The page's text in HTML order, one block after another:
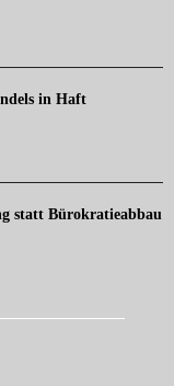
in Haft
statt Bürokratieabbau